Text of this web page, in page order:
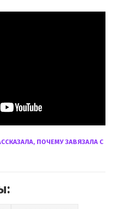
ПОЧЕМУ ЗАВЯЗАЛА С